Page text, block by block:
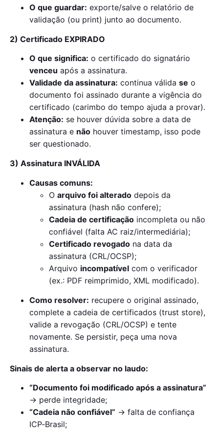
O que guardar: exporte/salve o relatório de
validação (ou print) junto ao documento.
2) Certificado EXPIRADO
O que significa: o certificado do signatário
venceu após a assinatura.
Validade da assinatura: continua válida se o
documento foi assinado durante a vigência do
certificado (carimbo do tempo ajuda a provar).
Atenção: se houver dúvida sobre a data de
assinatura e não houver timestamp, isso pode
ser questionado.
3) Assinatura INVÁLIDA
Causas comuns:
O arquivo foi alterado depois da
assinatura (hash não confere);
Cadeia de certificação incompleta ou não
confiável (falta AC raiz/intermediária);
Certificado revogado na data da
assinatura (CRL/OCSP);
Arquivo incompatível com o verificador
(ex.: PDF reimprimido, XML modificado).
Como resolver: recupere o original assinado,
complete a cadeia de certificados (trust store),
valide a revogação (CRL/OCSP) e tente
novamente. Se persistir, peça uma nova
assinatura.
Sinais de alerta a observar no laudo:
“Documento foi modificado após a assinatura”
→ perde integridade;
“Cadeia não confiável” → falta de confiança
ICP‑Brasil;